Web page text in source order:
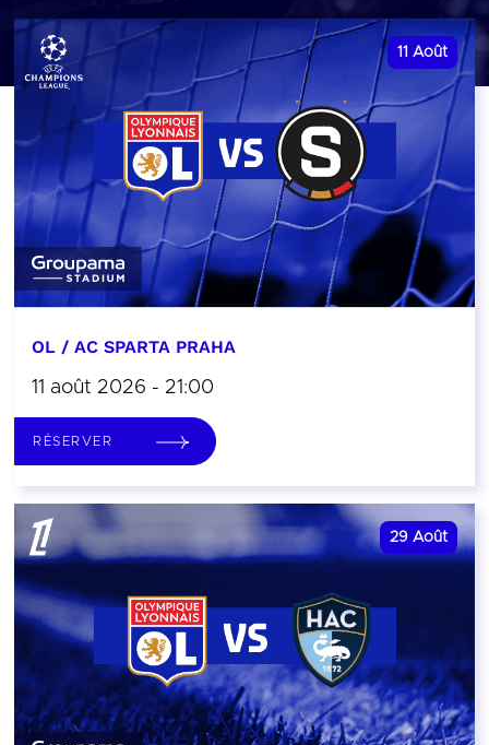
11 Août
OL / AC SPARTA PRAHA
11 août 2026 - 21:00
RÉSERVER
29 Août